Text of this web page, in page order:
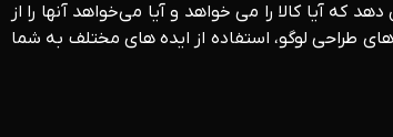
آیا کالا را می خواهد و آیا می‌خواهد آنها را از
طراحی لوگو، استفاده از ایده های مختلف به شما